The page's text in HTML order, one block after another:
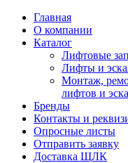
Главная
О компании
Каталог
Лифтовые
Лифты и
Монтаж,
лифтов и
Бренды
Контакты и
Опросные листы
Отправить заявку
Доставка ЩЛК